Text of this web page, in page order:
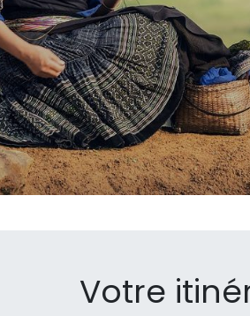
Votre